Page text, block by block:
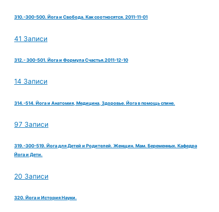
310.-300-500. Йога и Свобода. Как соотносятся. 2011-11-01
41 Записи
312.- 300-501. Йога и Формула Счастья.2011-12-10
14 Записи
314.-514. Йога и Анатомия, Медицина, Здоровье. Йога в помощь спине.
97 Записи
319.-300-519. Йога для Детей и Родителей. Женщин. Мам. Беременных. Кафедра
Йога и Дети.
20 Записи
320. Йога и История Науки.